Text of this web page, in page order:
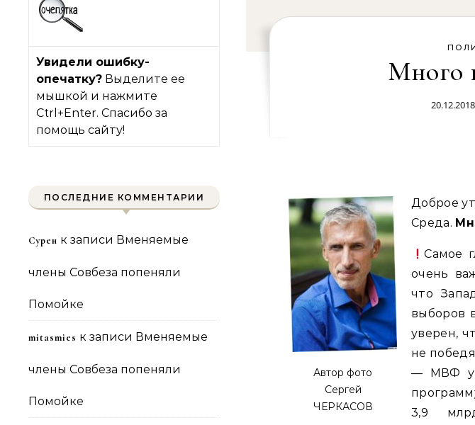
Увидели ошибку-
опечатку? Выделите ее
мышкой и нажмите
Ctrl+Enter. Спасибо за
помощь сайту!
ПОСЛЕДНИЕ КОММЕНТАРИИ
Сурен к записи Вменяемые
члены Совбеза попеняли
Помойке
mitasmies к записи Вменяемые
члены Совбеза попеняли
Помойке
Много
20.12.2018
Автор фото
Сергей
ЧЕРКАСОВ
Доброе
Среда.
Самое
очень
что
выборов
уверен,
не
— МВФ
3,9